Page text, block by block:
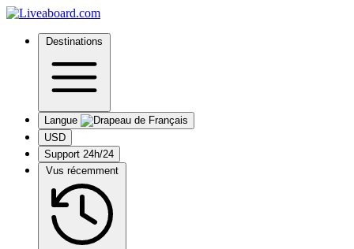
Destinations
Langue
USD
Support 24h/24
Vus récemment